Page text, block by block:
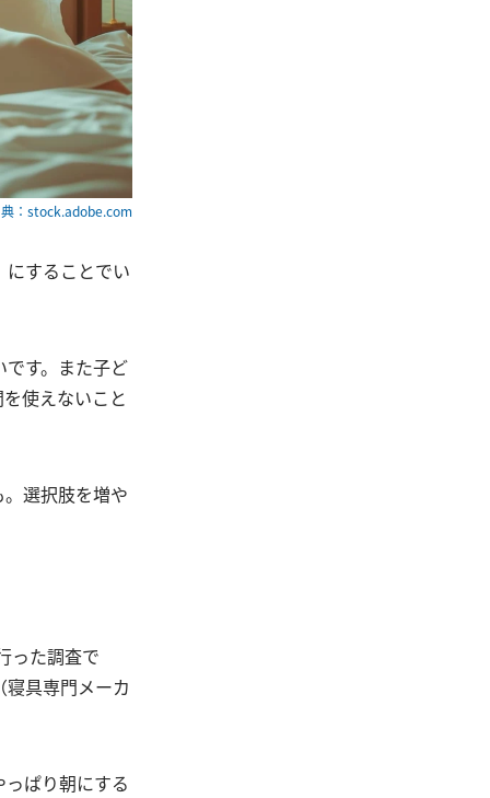
：stock.adobe.com
することでい
す。また子ど
使えないこと
選択肢を増や
った調査で
具専門メーカ
ぱり朝にする